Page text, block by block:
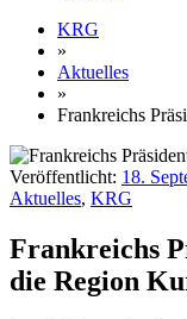
KRG
»
Aktuelles
»
Frankreichs
Veröffentlicht: 18.
Aktuelles, KRG
Frankreichs
die Region